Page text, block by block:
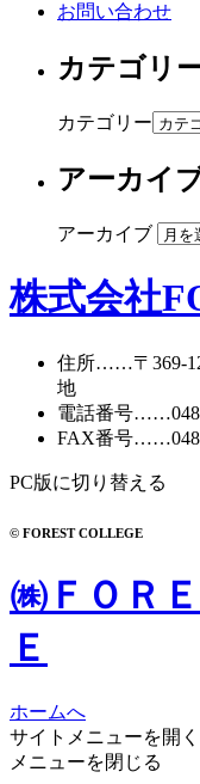
お問い合わせ
カテゴリ
カテゴリー
アーカイ
アーカイブ
株式会社
住所……〒369-
地
電話番号……
FAX番号
PC版に切り替える
© FOREST COLLEGE
㈱ＦＯＲ
Ｅ
ホームへ
サイトメニューを開く
メニューを閉じる